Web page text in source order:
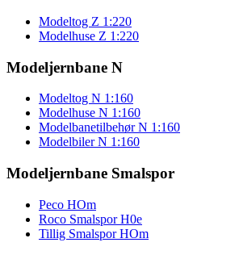
Modeltog Z 1:220
Modelhuse Z 1:220
Modeljernbane N
Modeltog N 1:160
Modelhuse N 1:160
Modelbanetilbehør N 1:160
Modelbiler N 1:160
Modeljernbane Smalspor
Peco HOm
Roco Smalspor H0e
Tillig Smalspor HOm